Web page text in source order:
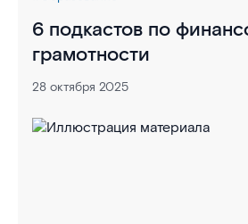
6 подкастов по
грамотности
28 октября 2025